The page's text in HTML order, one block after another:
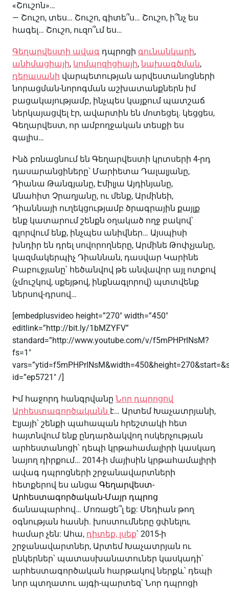
«Շուշոն»…
— Շուշո, տես… Շուշո, գիտե՞ս… Շուշո, ի՞նչ ես
հագել… Շուշո, ուզո՞ւմ ես…
Գեղարվեստի ավագ դպրոցի գունանկարի,
անիմացիայի, կոմպոզիցիայի,նախագծման,
դերասանի վարպետության արվեստանոցների
նորացման-նորոգման աշխատանքներն իմ
բացակայությամբ, ինչպես կայքում պատշաճ
ներկայացվել էր, ավարտին են մոտեցել. կեցցես,
Գեղարվեստ, որ ամբողջական տեսքի ես
գալիս…
Ինձ բռնացնում են Գեղարվեստի կրտսերի 4-րդ
դասարանցիները՝ Մարիետա Դալալյանը,
Դիանա Թանգյանը, Էմիլյա Այդինյանը,
Անահիտ Չրաղյանը, ու մենք, Արմինեի,
Դիաննայի ուղեկցությամբ ծրագրային քայլք
ենք կատարում շենքն օղակած ողջ բակով՝
գլորվում ենք, ինչպես անիվներ… Այսպիսի
խնդիր են դրել սովորողները, Արմինե Թոփչյանը,
կազմակերպիչ Դիաննան, դասվար Կարինե
Բաբուջյանը՝ հեծանվով թե անվավոր այլ ոտքով
(չմուշկով, սքեյթով, ինքնագլորով) պտտվենք
ներսով-դրսով…
[embedplusvideo height=”270″ width=”450″
editlink=”http://bit.ly/1bMZYFV”
standard=”http://www.youtube.com/v/f5mPHPrINsM?
fs=1″
id=”ep5721″ /]
Իմ հաջորդ հանգրվանը Նոր դպրոցով
Արհեստագործականն է… Արտեմ Խաչատրյանի,
Էլյայի՝ շենքի պահապան հրեշտակի հետ
հայտնվում ենք ընդարձակվող ոսկերչության
արհեստանոցի՝ դեպի կրթահամալիրի կասկադ
նայող դիրքում… 2014-ի մայիսին կրթահամալիրի
ավագ դպրոցների շրջանավարտների
հետքերով ես անցա Գեղարվեստ-
Արհեստագործական-Մայր դպրոց
ճանապարհով… Մոռացե՞լ եք: Մեդիան թող
օգնության հասնի. խոստումները ցփնելու
համար չեն: Ահա, դիտեք, լսեք՝ 2015-ի
շրջանավարտներ, Արտեմ Խաչատրյան ու
ընկերներ՝ պատասխանատուներ կասկադի՝
արհեստագործական հարթակով ներքև՝ դեպի
նոր պտղատու այգի-պարտեզ՝ Նոր դպրոցի